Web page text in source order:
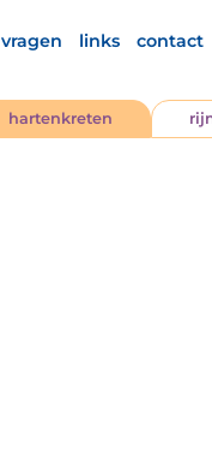
vragen links contact
hartenkreten